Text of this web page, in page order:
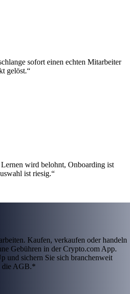
sofort einen echten Mitarbeiter
gelöst.“
wird belohnt, Onboarding ist
ist riesig.“
Kaufen, verkaufen oder handeln
Gebühren in der Crypto.com App.
und sichern Sie sich branchenweit
die AGB.*